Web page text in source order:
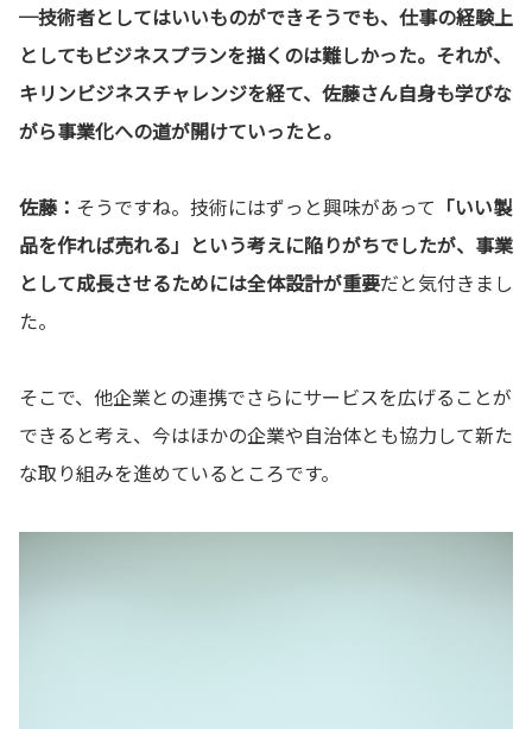
─技術者としてはいいものができそうでも、仕事の経験上
としてもビジネスプランを描くのは難しかった。それが、
キリンビジネスチャレンジを経て、佐藤さん自身も学びな
がら事業化への道が開けていったと。
佐藤： そうですね。技術にはずっと興味があって
「いい製
品を作れば売れる」という考えに陥りがちでしたが、事業
として成長させるためには全体設計が重要だと気付きまし
た。
そこで、他企業との連携でさらにサービスを広げることが
できると考え、今はほかの企業や自治体とも協力して新た
な取り組みを進めているところです。